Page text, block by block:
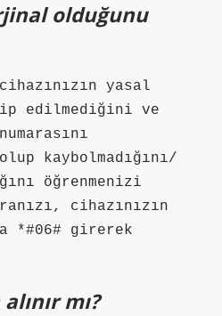
olduğunu
yasal
edilmediğini ve
kaybolmadığını/
öğrenmenizi
cihazınızın
*#06# girerek
mı?